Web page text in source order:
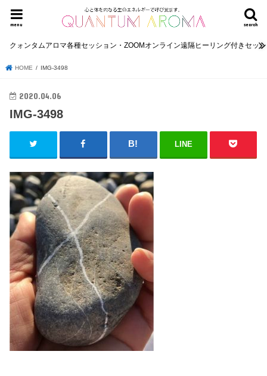
search
menu
クォンタムアロマ各種セッション・ZOOMオンライン遠隔ヒーリング付きセッ
HOME IMG-3498
2020.04.06
IMG-3498
LINE